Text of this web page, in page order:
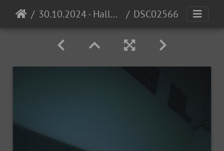
30.10.2024 - Halloween Invasion @ Cocomo DSC02566